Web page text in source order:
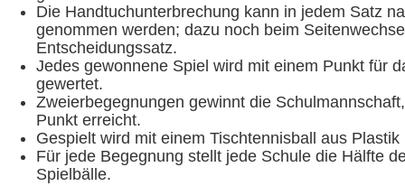
Die Handtuchunterbrechung kann in jedem Satz
genommen werden; dazu noch beim
Entscheidungssatz.
Jedes gewonnene Spiel wird mit einem Punkt für
gewertet.
Zweierbegegnungen gewinnt die
Punkt erreicht.
Gespielt wird mit einem Tischtennisball aus
Für jede Begegnung stellt jede Schule die Hälfte
Spielbälle.